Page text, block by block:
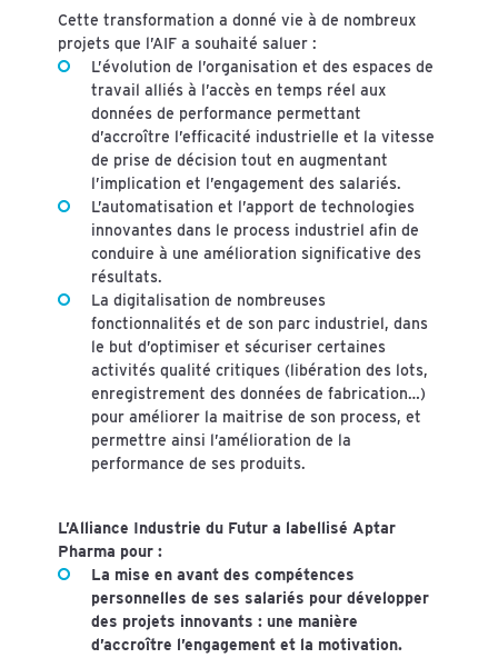
Cette transformation a donné vie à de nombreux
projets que l’AIF a souhaité saluer :
L’évolution de l’organisation et des espaces de
travail alliés à l’accès en temps réel aux
données de performance permettant
d’accroître l’efficacité industrielle et la vitesse
de prise de décision tout en augmentant
l’implication et l’engagement des salariés.
L’automatisation et l’apport de technologies
innovantes dans le process industriel afin de
conduire à une amélioration significative des
résultats.
La digitalisation de nombreuses
fonctionnalités et de son parc industriel, dans
le but d’optimiser et sécuriser certaines
activités qualité critiques (libération des lots,
enregistrement des données de fabrication…)
pour améliorer la maitrise de son process, et
permettre ainsi l’amélioration de la
performance de ses produits.
L’Alliance Industrie du Futur a labellisé Aptar
Pharma pour :
La mise en avant des compétences
personnelles de ses salariés pour développer
des projets innovants : une manière
d’accroître l’engagement et la motivation.